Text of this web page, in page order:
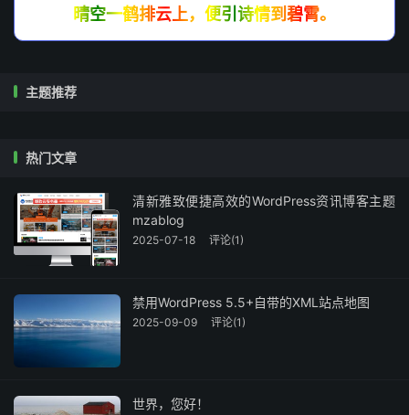
晴空一鹤排云上，便引诗情到碧霄。
主题推荐
热门文章
清新雅致便捷高效的WordPress资讯博客主题
mzablog
2025-07-18 评论(1)
禁用WordPress 5.5+自带的XML站点地图
2025-09-09 评论(1)
世界，您好！